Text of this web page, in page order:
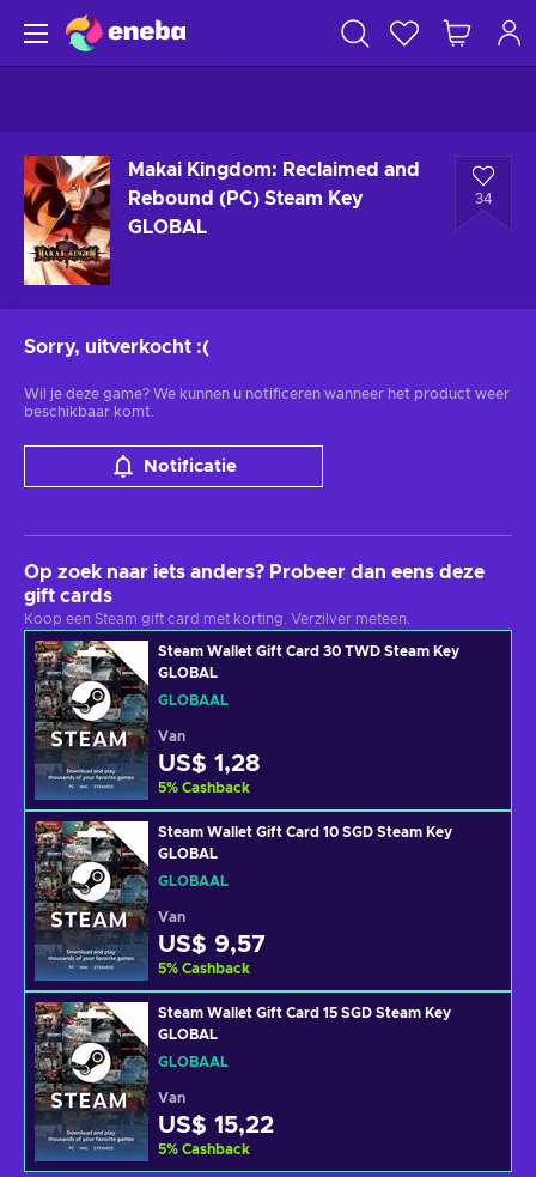
Makai Kingdom: Reclaimed and
Rebound (PC) Steam Key
GLOBAL
34
Sorry, uitverkocht :(
Wil je deze game? We kunnen u notificeren wanneer het product weer
beschikbaar komt.
Notificatie
Op zoek naar iets anders? Probeer dan eens deze
gift cards
Koop een Steam gift card met korting. Verzilver meteen.
Steam Wallet Gift Card 30 TWD Steam Key
GLOBAL
GLOBAAL
Van
US$ 1,28
5% Cashback
Steam Wallet Gift Card 10 SGD Steam Key
GLOBAL
GLOBAAL
Van
US$ 9,57
5% Cashback
Steam Wallet Gift Card 15 SGD Steam Key
GLOBAL
GLOBAAL
Van
US$ 15,22
5% Cashback